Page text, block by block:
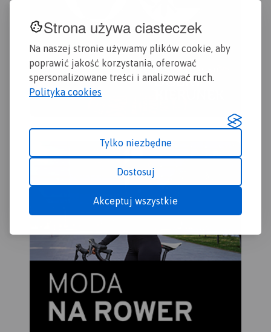
Strona używa ciasteczek
Na naszej stronie używamy plików cookie, aby
poprawić jakość korzystania, oferować
spersonalizowane treści i analizować ruch.
Polityka cookies
Tylko niezbędne
Dostosuj
Akceptuj wszystkie